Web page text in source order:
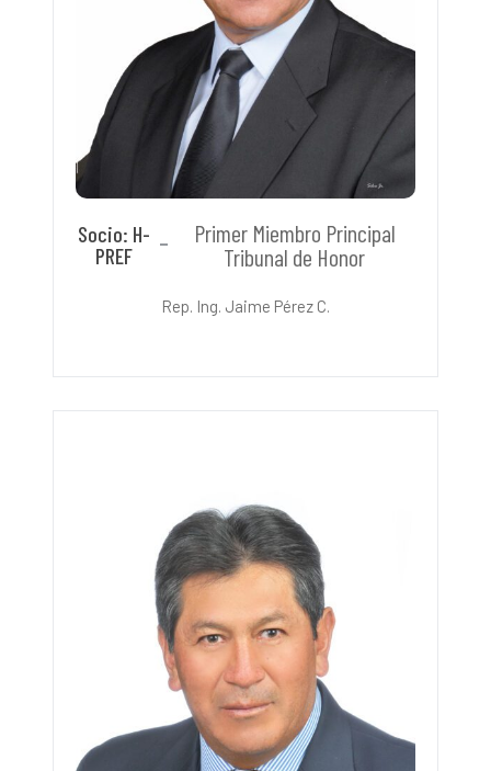
Socio: H-
PREF
Primer Miembro Principal
Tribunal de Honor
Rep. Ing. Jaime Pérez C.